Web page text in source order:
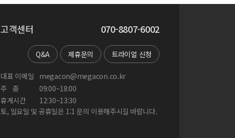
고객센터 070-8807-6002
Q&A 제휴문의 트라이얼 신청
대표 이메일
megacon@megacon.co.kr
주
중
09:00~18:00
휴게시간
12:30~13:30
토, 일요일 및 공휴일은 1:1 문의 이용해주시길 바랍니다.